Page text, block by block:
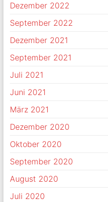
Dezember 2022
September 2022
Dezember 2021
September 2021
Juli 2021
Juni 2021
März 2021
Dezember 2020
Oktober 2020
September 2020
August 2020
Juli 2020